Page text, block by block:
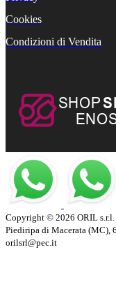
Cookies
Condizioni di Vendita
Copyright © 2026 ORIL
Piediripa di Macerata (MC),
orilsrl@pec.it